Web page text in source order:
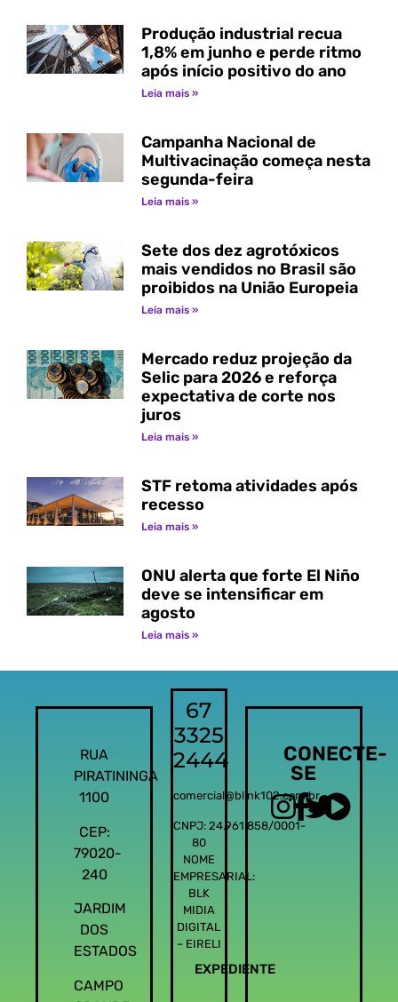
Produção industrial recua
1,8% em junho e perde ritmo
após início positivo do ano
Leia mais »
Campanha Nacional de
Multivacinação começa nesta
segunda-feira
Leia mais »
Sete dos dez agrotóxicos
mais vendidos no Brasil são
proibidos na União Europeia
Leia mais »
Mercado reduz projeção da
Selic para 2026 e reforça
expectativa de corte nos
juros
Leia mais »
STF retoma atividades após
recesso
Leia mais »
ONU alerta que forte El Niño
deve se intensificar em
agosto
Leia mais »
RUA
PIRATININGA
1100
CEP:
79020-
240
JARDIM
DOS
ESTADOS
CAMPO
67
3325
2444
comercial@blink102.com.br
CNPJ: 24.961.858/0001-
80
NOME
EMPRESARIAL:
BLK
MIDIA
DIGITAL
– EIRELI
EXPEDIENTE
CONECTE-
SE